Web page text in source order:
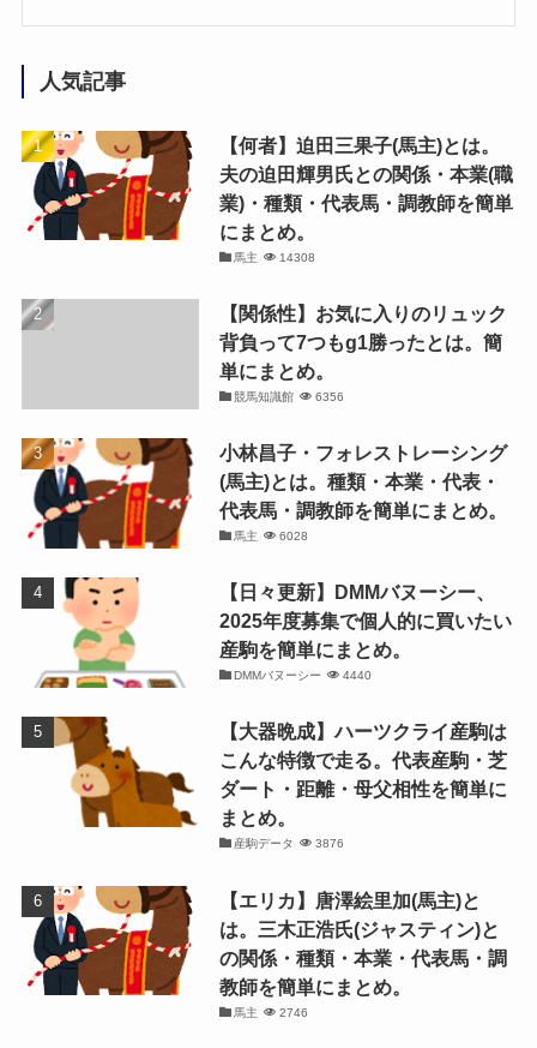
人気記事
【何者】迫田三果子(馬主)とは。
夫の迫田輝男氏との関係・本業(職
業)・種類・代表馬・調教師を簡単
にまとめ。
馬主 14308
【関係性】お気に入りのリュック
背負って7つもg1勝ったとは。簡
単にまとめ。
競馬知識館 6356
小林昌子・フォレストレーシング
(馬主)とは。種類・本業・代表・
代表馬・調教師を簡単にまとめ。
馬主 6028
【日々更新】DMMバヌーシー、
2025年度募集で個人的に買いたい
産駒を簡単にまとめ。
DMMバヌーシー 4440
【大器晩成】ハーツクライ産駒は
こんな特徴で走る。代表産駒・芝
ダート・距離・母父相性を簡単に
まとめ。
産駒データ 3876
【エリカ】唐澤絵里加(馬主)と
は。三木正浩氏(ジャスティン)と
の関係・種類・本業・代表馬・調
教師を簡単にまとめ。
馬主 2746